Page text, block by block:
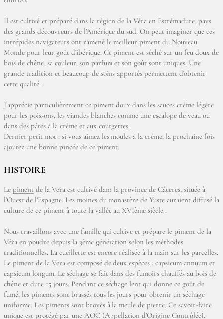
Il est cultivé et préparé dans la région de la Véra en Estrémadure, pays
des grands découvreurs de l’Amérique du sud. On peut imaginer que ces
intrépides navigateurs ont ramené le meilleur piment du Nouveau
Monde pour leur goût d’ibérique. Ce piment est séché sur un feu doux de
bois de chêne, sa couleur, son parfum et son goût sont uniques. Une
grande tradition et beaucoup de soins apportés permettent d’obtenir
cette qualité.
J’apprécie particulièrement ce piment doux dans les sauces crème légère
pour les poissons, les viandes blanches comme une escalope de veau ou
dans des pâtes à la crème et aux courgettes.
Dernier petit mot : si vous aimez les moules à la crème, la prochaine fois
ajoutez une bonne pincée de ce piment.
HISTOIRE
Le piment de la Vera est cultivé dans la province de Cáceres, située à
l’Ouest de l'Espagne. Les moines du monastère de Yuste auraient diffusé la
culture de ce piment à toute la vallée au XVIème siècle .
Nous travaillons avec une famille qui cultive et prépare le piment de la
Véra en poudre depuis la 3ème génération selon les méthodes
traditionnelles. La cueillette est encore réalisée à la main sur les parcelles.
Le piment de la Vera est composé de deux espèces : capsicum annuum et
capsicum longum. Le séchage se fait dans des fumoirs chauffés au bois de
chêne et dure 15 jours. Pendant ce séchage lent qui donne ce goût de
fumé, les piments sont brassés tous les jours pour obtenir un séchage
uniforme. Les piments sont broyés à la meule de pierre. Ce savoir-faire
unique est protégé par une AOC (Appellation d’Origine Contrôlée).